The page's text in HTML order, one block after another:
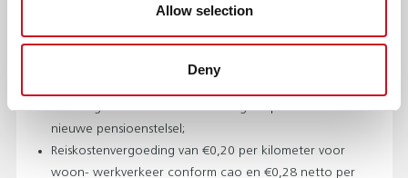
Allow selection
Deny
meeste schoolvakanties vrij kunt zijn;
144 uur vakantieverlof en 57 uur balansuren (naar rato),
plus pensioenopbouw bij PFZW. Stap je over vanuit een
rekening mee dat PFZW al is overgestapt naar het
nieuwe pensioenstelsel;
Reiskostenvergoeding van €0,20 per kilometer voor
woon- werkverkeer conform cao en €0,28 netto per